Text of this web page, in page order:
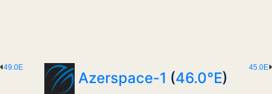
45.0E
49.0E
Azerspace-1 (46.0°E)